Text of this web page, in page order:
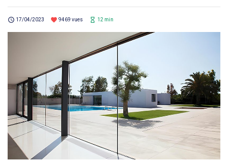
schedule 17/04/2023 favorite 9469 vues hourglass_empty 12 min